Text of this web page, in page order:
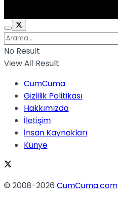
No Result
View All Result
CumCuma
Gizlilik Politikası
Hakkımızda
İletişim
İnsan Kaynakları
Künye
© 2008-2026 CumCuma.com